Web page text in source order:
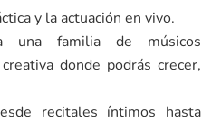
y la actuación en vivo.
una familia de músicos
donde podrás crecer,
recitales íntimos hasta